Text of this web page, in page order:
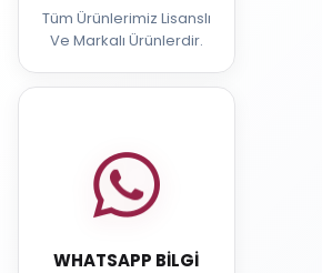
Tüm Ürünlerimiz Lisanslı
Ve Markalı Ürünlerdir.
WHATSAPP BILGI